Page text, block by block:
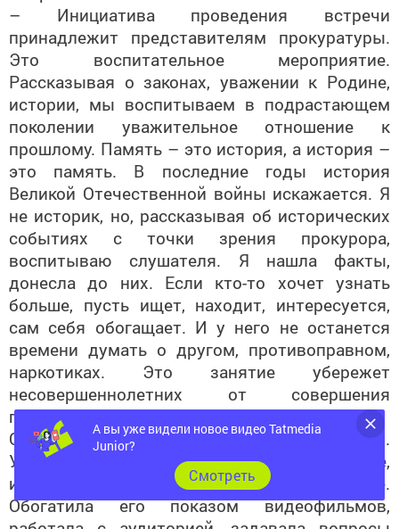
принадлежит представителям прокуратуры.
Это воспитательное мероприятие.
Рассказывая о законах, уважении к Родине,
истории, мы воспитываем в подрастающем
поколении уважительное отношение к
прошлому. Память – это история, а история –
это память. В последние годы история
Великой Отечественной войны искажается. Я
не историк, но, рассказывая об исторических
событиях с точки зрения прокурора,
воспитываю слушателя. Я нашла факты,
донесла до них. Если кто-то хочет узнать
больше, пусть ищет, находит, интересуется,
сам себя обогащает. И у него не останется
времени думать о другом, противоправном,
наркотиках. Это занятие убережет
несовершеннолетних от совершения
преступления, – сказала Ирина Степановна.
Она выступила перед полным залом.
Удивительно содержательное, полезное,
интересное, увлекательное выступление.
Обогатила его показом видеофильмов,
работала с аудиторией, задавала вопросы
А вы уже видели новое видео Tatmedia
Junior?
Cмотреть